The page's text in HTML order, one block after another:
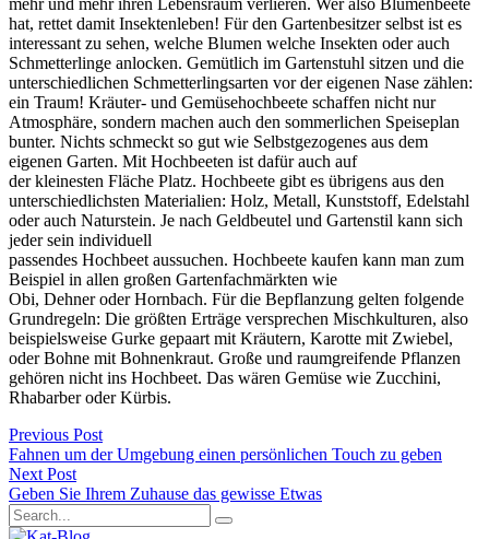
hat, rettet damit Insektenleben! Für den Gartenbesitzer selbst ist es
interessant zu sehen, welche Blumen welche Insekten oder auch
Schmetterlinge anlocken. Gemütlich im Gartenstuhl sitzen und die
unterschiedlichen Schmetterlingsarten vor der eigenen Nase zählen:
ein Traum! Kräuter- und Gemüsehochbeete schaffen nicht nur
Atmosphäre, sondern machen auch den sommerlichen Speiseplan
bunter. Nichts schmeckt so gut wie Selbstgezogenes aus dem
eigenen Garten. Mit Hochbeeten ist dafür auch auf
der kleinesten Fläche Platz. Hochbeete gibt es übrigens aus den
unterschiedlichsten Materialien: Holz, Metall, Kunststoff, Edelstahl
oder auch Naturstein. Je nach Geldbeutel und Gartenstil kann sich
jeder sein individuell
passendes Hochbeet aussuchen. Hochbeete kaufen kann man zum
Beispiel in allen großen Gartenfachmärkten wie
Obi, Dehner oder Hornbach. Für die Bepflanzung gelten folgende
Grundregeln: Die größten Erträge versprechen Mischkulturen, also
beispielsweise Gurke gepaart mit Kräutern, Karotte mit Zwiebel,
oder Bohne mit Bohnenkraut. Große und raumgreifende Pflanzen
gehören nicht ins Hochbeet. Das wären Gemüse wie Zucchini,
Rhabarber oder Kürbis.
Previous Post
Fahnen um der Umgebung einen persönlichen Touch zu geben
Next Post
Geben Sie Ihrem Zuhause das gewisse Etwas